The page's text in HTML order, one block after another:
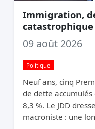
Immigration,
catastrophique
09 août 2026
Politique
Neuf ans, cinq
de dette
8,3 %. Le JDD
macroniste : une